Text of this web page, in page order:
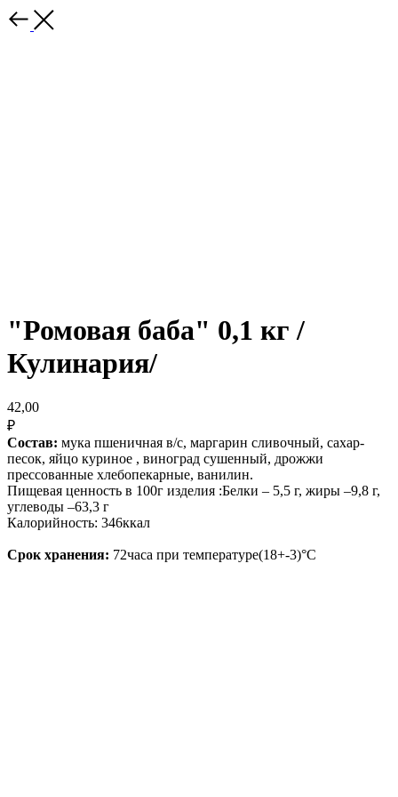
"Ромовая баба" 0,1 кг /
Кулинария/
42,00
₽
Состав: мука пшеничная в/с, маргарин сливочный, сахар-
песок, яйцо куриное , виноград сушенный, дрожжи
прессованные хлебопекарные, ванилин.
Пищевая ценность в 100г изделия :Белки – 5,5 г, жиры –9,8 г,
углеводы –63,3 г
Калорийность: 346ккал
Срок хранения: 72часа при температуре(18+-3)°С